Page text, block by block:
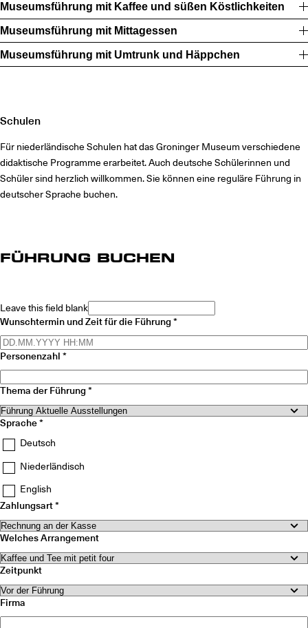
Museumsführung mit Kaffee und süßen Köstlichkeiten
Museumsführung mit Mittagessen
Museumsführung mit Umtrunk und Häppchen
Schulen
Für niederländische Schulen hat das Groninger Museum verschiedene
didaktische Programme erarbeitet. Auch deutsche Schülerinnen und
Schüler sind herzlich willkommen. Sie können eine reguläre Führung in
deutscher Sprache buchen.
FÜHRUNG BUCHEN
Leave this field blank
Wunschtermin und Zeit für die Führung
Personenzahl
Thema der Führung
Sprache
Deutsch
Niederländisch
English
Zahlungsart
Welches Arrangement
Zeitpunkt
Firma